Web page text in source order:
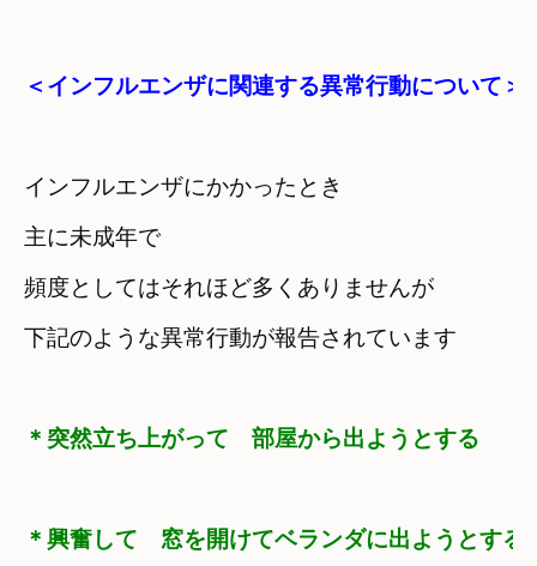
＜インフルエンザに関連する異常行動について＞
インフルエンザにかかったとき
主に未成年で
頻度としてはそれほど多くありませんが
下記のような異常行動が報告されています
＊突然立ち上がって　部屋から出ようとする
＊興奮して　窓を開けてベランダに出ようとする